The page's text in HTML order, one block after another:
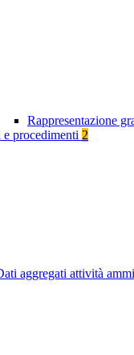
Rappresentazione
procedimenti 2
aggregati attività